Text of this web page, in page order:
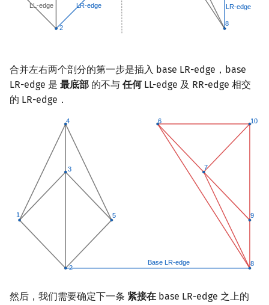
合并左右两个剖分的第一步是插入 base LR-edge，base
LR-edge 是 最底部 的不与 任何LL-edge 及 RR-edge 相交
的 LR-edge．
然后，我们需要确定下一条 紧接在 base LR-edge 之上的